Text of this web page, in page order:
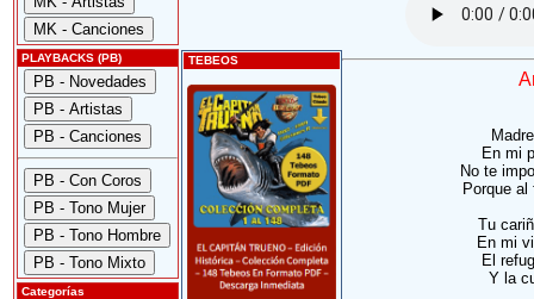
PLAYBACKS (PB)
Categorías
TEBEOS
En mi
No te
Porque
Tu
En mi
El
Y la